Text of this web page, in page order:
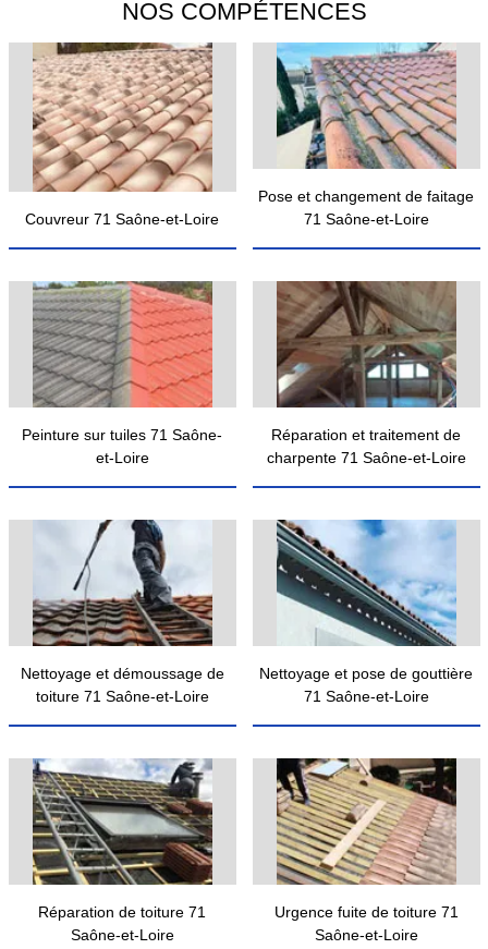
NOS COMPÉTENCES
Couvreur 71 Saône-et-Loire
Pose et changement de faitage
71 Saône-et-Loire
Peinture sur tuiles 71 Saône-
et-Loire
Réparation et traitement de
charpente 71 Saône-et-Loire
Nettoyage et démoussage de
toiture 71 Saône-et-Loire
Nettoyage et pose de gouttière
71 Saône-et-Loire
Réparation de toiture 71
Saône-et-Loire
Urgence fuite de toiture 71
Saône-et-Loire